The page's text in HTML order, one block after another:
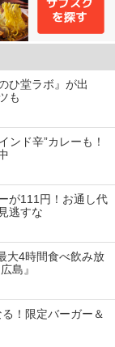
ひ堂ラボ』が出
も
ンド辛”カレーも！
が111円！お通し代
逃すな
大4時間食べ飲み放
島』
！限定バーガー＆